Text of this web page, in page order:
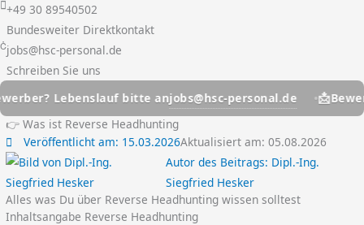
+49 30 89540502
Bundesweiter Direktkontakt
jobs@hsc-personal.de
Schreiben Sie uns
Lebenslauf bitte an jobs@hsc-personal.de 📩Bewerber?
👉 Was ist Reverse Headhunting
Veröffentlicht am: 15.03.2026Aktualisiert am: 05.08.2026
Autor des Beitrags: Dipl.-Ing.
Siegfried Hesker
Alles was Du über Reverse Headhunting wissen solltest
Inhaltsangabe Reverse Headhunting